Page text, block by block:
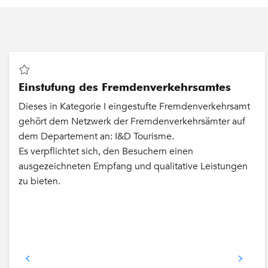
Einstufung des Fremdenverkehrsamtes
Dieses in Kategorie I eingestufte Fremdenverkehrsamt
gehört dem Netzwerk der Fremdenverkehrsämter auf
dem Departement an: I&D Tourisme.
Es verpflichtet sich, den Besuchern einen
ausgezeichneten Empfang und qualitative Leistungen
zu bieten.